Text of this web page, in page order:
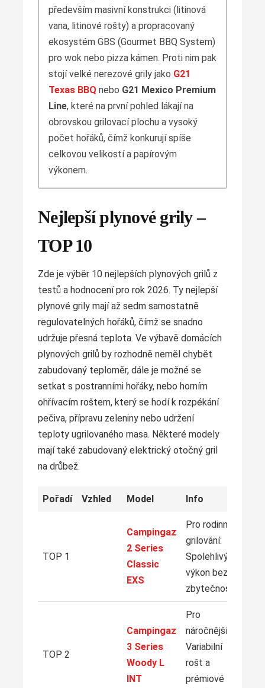
především masivní konstrukci (litinová
vana, litinové rošty) a propracovaný
ekosystém GBS (Gourmet BBQ System)
pro wok nebo pizza kámen. Proti nim pak
stojí velké nerezové grily jako G21
Texas BBQ nebo G21 Mexico Premium
Line, které na první pohled lákají na
obrovskou grilovací plochu a vysoký
počet hořáků, čímž konkurují spíše
celkovou velikostí a papírovým
výkonem.
Nejlepší plynové grily –
TOP 10
Zde je výběr 10 nejlepších plynových grilů z
testů a hodnocení pro rok 2026. Ty nejlepší
plynové grily mají až sedm samostatně
regulovatelných hořáků, čímž se snadno
udržuje přesná teplota. Ve výbavě domácích
plynových grilů by rozhodně neměl chybět
zabudovaný teploměr, dále je možné se
setkat s postranními hořáky, nebo horním
ohřívacím roštem, který se hodí k rozpékání
pečiva, přípravu zeleniny nebo udržení
teploty ugrilovaného masa. Některé modely
mají také zabudovaný elektrický otočný gril
na drůbež.
Pořadí Vzhled Model Info
TOP 1
Campingaz
2 Series
Classic
EXS
Pro rodinné
grilování:
Spolehlivý
výkon bez
zbytečností
TOP 2
Campingaz
3 Series
Woody L
INT
Pro
náročnější:
Variabilní
rošt a
prémiové